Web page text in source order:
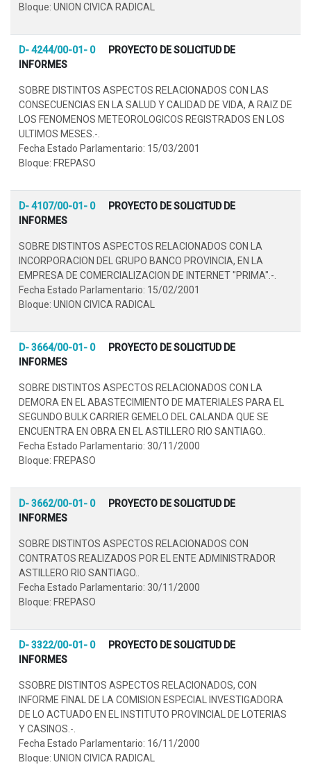
Bloque: UNION CIVICA RADICAL
D- 4244/00-01- 0
PROYECTO DE SOLICITUD DE
INFORMES
SOBRE DISTINTOS ASPECTOS RELACIONADOS CON LAS
CONSECUENCIAS EN LA SALUD Y CALIDAD DE VIDA, A RAIZ DE
LOS FENOMENOS METEOROLOGICOS REGISTRADOS EN LOS
ULTIMOS MESES.-.
Fecha Estado Parlamentario: 15/03/2001
Bloque: FREPASO
D- 4107/00-01- 0
PROYECTO DE SOLICITUD DE
INFORMES
SOBRE DISTINTOS ASPECTOS RELACIONADOS CON LA
INCORPORACION DEL GRUPO BANCO PROVINCIA, EN LA
EMPRESA DE COMERCIALIZACION DE INTERNET "PRIMA".-.
Fecha Estado Parlamentario: 15/02/2001
Bloque: UNION CIVICA RADICAL
D- 3664/00-01- 0
PROYECTO DE SOLICITUD DE
INFORMES
SOBRE DISTINTOS ASPECTOS RELACIONADOS CON LA
DEMORA EN EL ABASTECIMIENTO DE MATERIALES PARA EL
SEGUNDO BULK CARRIER GEMELO DEL CALANDA QUE SE
ENCUENTRA EN OBRA EN EL ASTILLERO RIO SANTIAGO..
Fecha Estado Parlamentario: 30/11/2000
Bloque: FREPASO
D- 3662/00-01- 0
PROYECTO DE SOLICITUD DE
INFORMES
SOBRE DISTINTOS ASPECTOS RELACIONADOS CON
CONTRATOS REALIZADOS POR EL ENTE ADMINISTRADOR
ASTILLERO RIO SANTIAGO..
Fecha Estado Parlamentario: 30/11/2000
Bloque: FREPASO
D- 3322/00-01- 0
PROYECTO DE SOLICITUD DE
INFORMES
SSOBRE DISTINTOS ASPECTOS RELACIONADOS, CON
INFORME FINAL DE LA COMISION ESPECIAL INVESTIGADORA
DE LO ACTUADO EN EL INSTITUTO PROVINCIAL DE LOTERIAS
Y CASINOS.-.
Fecha Estado Parlamentario: 16/11/2000
Bloque: UNION CIVICA RADICAL